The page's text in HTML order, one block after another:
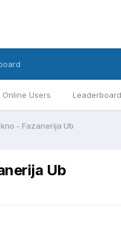
Online Users Leaderboard
- Fazanerija Ub
Ub